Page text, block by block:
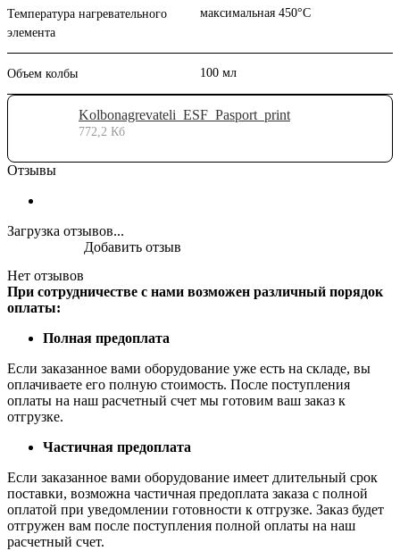
Температура нагревательного
элемента
максимальная 450°С
Объем колбы 100 мл
Kolbonagrevateli_ESF_Pasport_print
772,2 Кб
Отзывы
Загрузка отзывов...
Нет отзывов
Добавить отзыв
При сотрудничестве с нами возможен различный порядок
оплаты:
Полная предоплата
Если заказанное вами оборудование уже есть на складе, вы
оплачиваете его полную стоимость. После поступления
оплаты на наш расчетный счет мы готовим ваш заказ к
отгрузке.
Частичная предоплата
Если заказанное вами оборудование имеет длительный срок
поставки, возможна частичная предоплата заказа с полной
оплатой при уведомлении готовности к отгрузке. Заказ будет
отгружен вам после поступления полной оплаты на наш
расчетный счет.